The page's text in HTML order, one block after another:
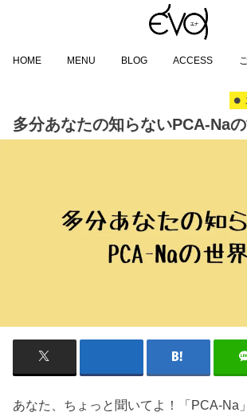
HOME MENU BLOG ACCESS
多分あなたの知らないPCA-Na
あなた、ちょっと聞いてよ！「PCA-Na